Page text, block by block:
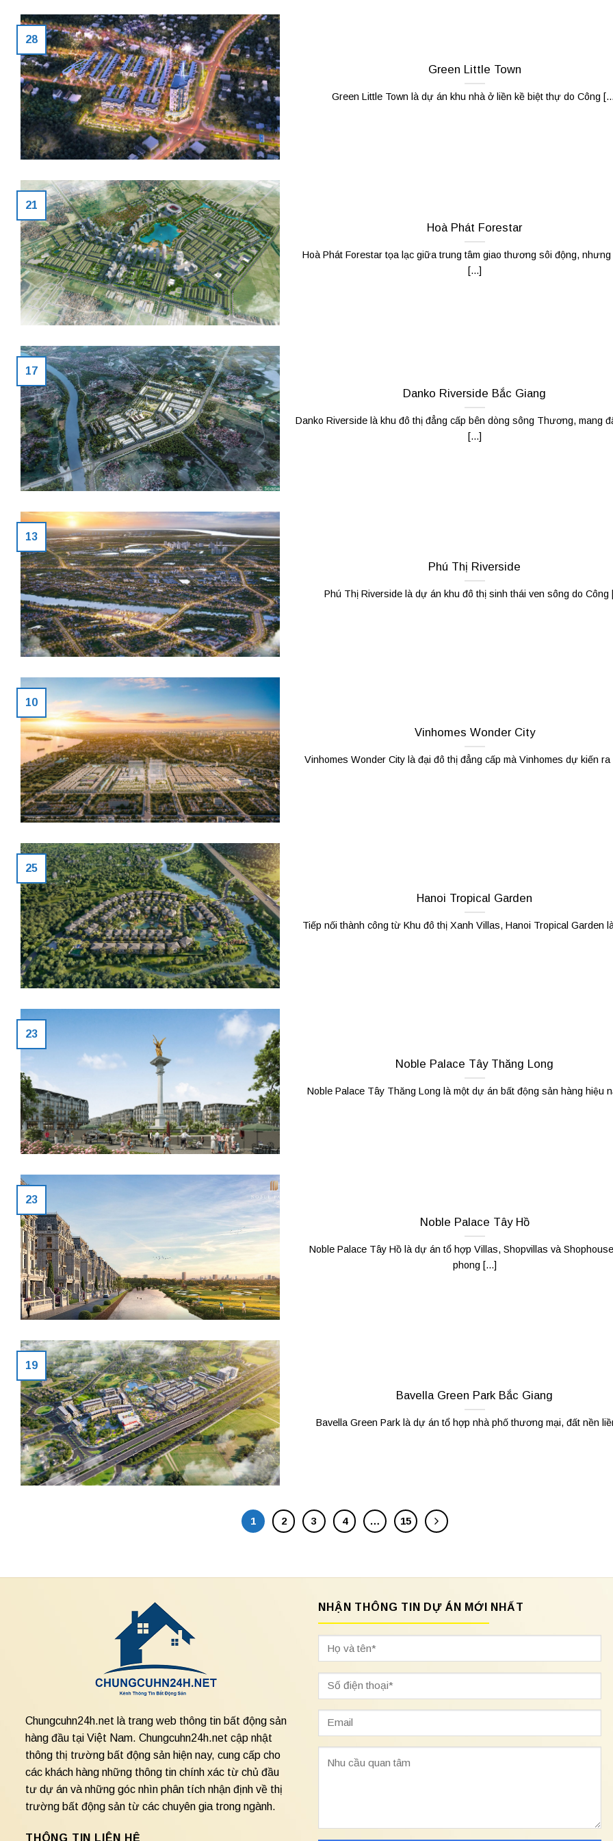
Green Little Town
Green Little Town là dự án khu nhà ở liền kề biệt thự do Công
28
Hoà Phát Forestar
Hoà Phát Forestar tọa lạc giữa trung tâm giao thương sôi động,
[...]
21
Danko Riverside Bắc Giang
Danko Riverside là khu đô thị đẳng cấp bên dòng sông Thương, mang
[...]
17
Phú Thị Riverside
Phú Thị Riverside là dự án khu đô thị sinh thái ven sông do Công
13
Vinhomes Wonder City
Vinhomes Wonder City là đại đô thị đẳng cấp mà Vinhomes dự kiến ra
10
Hanoi Tropical Garden
Tiếp nối thành công từ Khu đô thị Xanh Villas, Hanoi Tropical Garden
25
Noble Palace Tây Thăng Long
Noble Palace Tây Thăng Long là một dự án bất động sản hàng hiệu
23
Noble Palace Tây Hồ
Noble Palace Tây Hồ là dự án tổ hợp Villas, Shopvillas và
phong [...]
23
Bavella Green Park Bắc Giang
Bavella Green Park là dự án tổ hợp nhà phố thương mại, đất nền
19
1 2 3 4 … 15
Chungcuhn24h.net là trang web thông tin bất động sản
hàng đầu tại Việt Nam. Chungcuhn24h.net cập nhật
thông thị trường bất động sản hiện nay, cung cấp cho
các khách hàng những thông tin chính xác từ chủ đầu
tư dự án và những góc nhìn phân tích nhận định về thị
trường bất động sản từ các chuyên gia trong ngành.
THÔNG TIN LIÊN HỆ
NHẬN THÔNG TIN DỰ ÁN MỚI NHẤT